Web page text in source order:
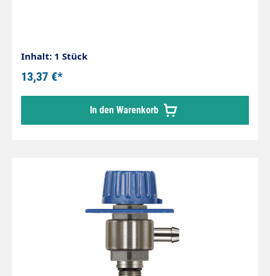
Inhalt: 1 Stück
13,37 €*
In den Warenkorb